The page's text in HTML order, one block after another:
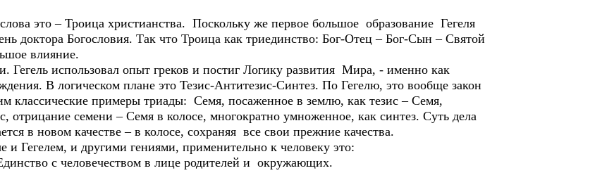
это – Троица христианства. Поскольку же первое большое образование Гегеля
доктора Богословия. Так что Троица как триединство: Бог-Отец – Бог-Сын – Святой
влияние.
Гегель использовал опыт греков и постиг Логику развития Мира, - именно как
В логическом плане это Тезис-Антитезис-Синтез. По Гегелю, это вообще закон
примеры триады: Семя, посаженное в землю, как тезис – Семя,
отрицание семени – Семя в колосе, многократно умноженное, как синтез. Суть дела
в новом качестве – в колосе, сохраняя все свои прежние качества.
и Гегелем, и другими гениями, применительно к человеку это:
с человечеством в лице родителей и окружающих.